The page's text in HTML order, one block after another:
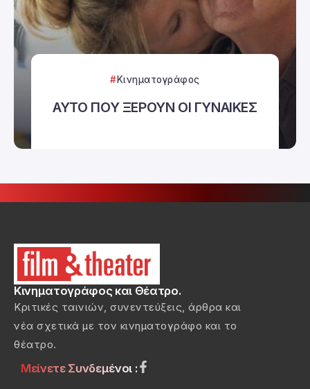
Κινηματογράφος
ΑΥΤΟ ΠΟΥ ΞΕΡΟΥΝ ΟΙ ΓΥΝΑΙΚΕΣ
Κινηματογράφος και Θέατρο.
Κριτικές ταινιών, συνεντεύξεις, άρθρα και
νέα σχετικά με τον κινηματογράφο και το
θέατρο.
Μείνετε Συνδεμένοι :